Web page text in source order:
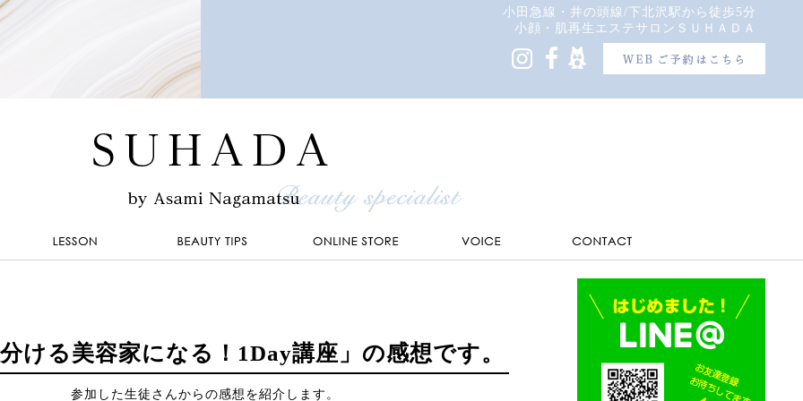
小田急線・井の頭線/下北沢駅から徒歩5分
小顔・肌再生エステサロンＳＵＨＡＤＡ
ける美容家になる！1Day講座」の感想です。
参加した生徒さんからの感想を紹介します。